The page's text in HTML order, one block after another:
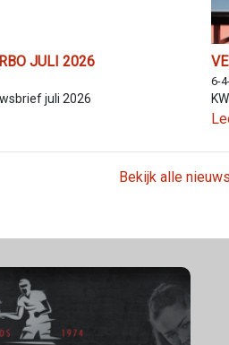
JULI 2026
juli 2026
6-
Bekijk alle